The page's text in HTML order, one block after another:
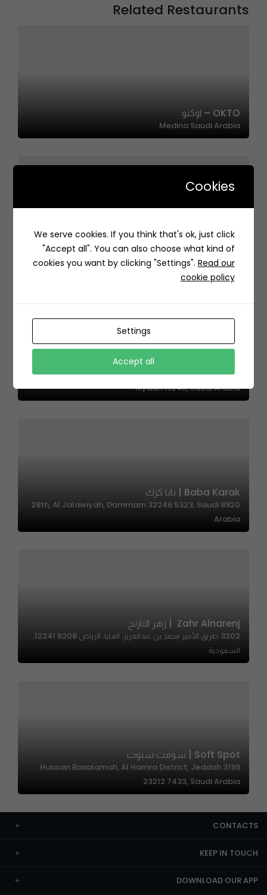
Related Restaurants
OKTO – اوكتو
Medina Saudi Arabia
LE Gourmet Burger – لو جورميه برجر
السعودية
Qurtubah Power Station, طريق سعيد ابن زيد،،، Qurtubah,
Riyadh 13248, Saudi Arabia
Baba Karak | بابا كرك
8920 28th, Al Jalawiyah, Dammam 32246 5323, Saudi
Arabia
Zahr Alnarenj | زهر النارنج
3202 طريق الأمير محمد بن عبدالعزيز، العليا، الرياض 12241 6208،
السعودية
Soft Spot | سوفت سبوت
3199 Hussain Basalamah, Al Hamra District, Jeddah
23212 7433, Saudi Arabia
CONTACTS
KEEP IN TOUCH
DOWNLOAD OUR APP
Cookies
We serve cookies. If you think that's ok, just click
"Accept all". You can also choose what kind of
cookies you want by clicking "Settings". Read our
cookie policy
Settings
Accept all